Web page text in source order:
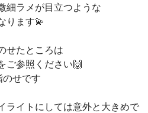
細ラメが目立つような
ります💫
せたところは
ご参照ください🙌
せです
ライトにしては意外と大きめで